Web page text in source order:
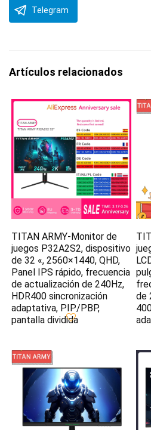
Telegram
Artículos relacionados
TITAN ARMY-Monitor de
juegos P32A2S2, dispositivo
de 32 «, 2560×1440, QHD,
Panel IPS rápido, frecuencia
de actualización de 240Hz,
HDR400 sincronización
adaptativa, PIP/PBP,
pantalla dividida
de